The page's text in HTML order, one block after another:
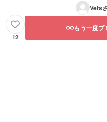
Vets
12
もう一度